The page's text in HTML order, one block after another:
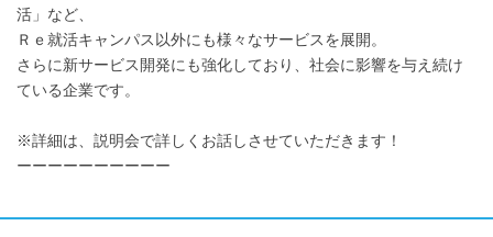
活」など、
Ｒｅ就活キャンパス以外にも様々なサービスを展開。
さらに新サービス開発にも強化しており、社会に影響を与え続け
ている企業です。
※詳細は、説明会で詳しくお話しさせていただきます！
ーーーーーーーーーー